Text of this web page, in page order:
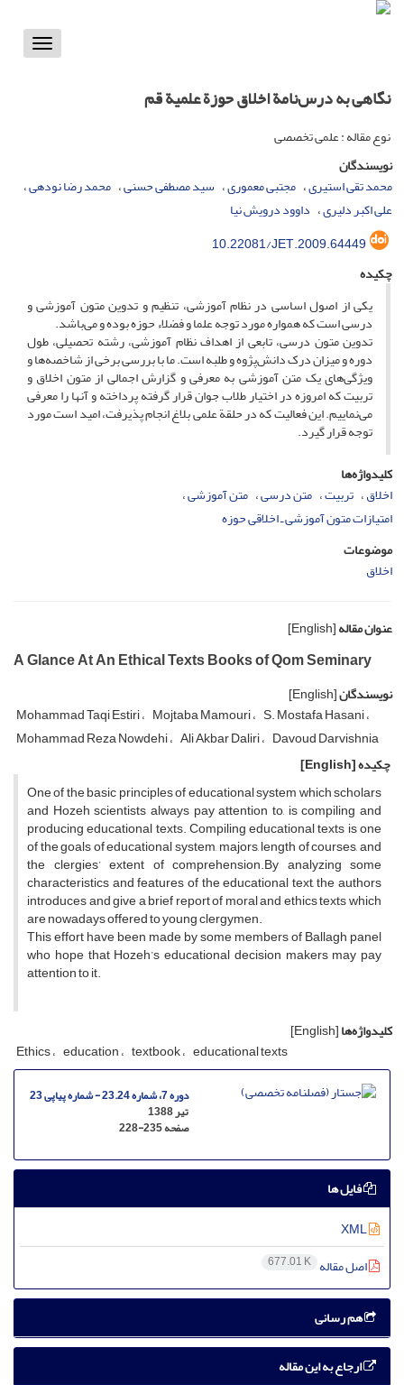
Toggle
نگاهی به درس‌نامة اخلاق ‌‌حوزة علمیة قم
نوع مقاله : علمی تخصصی
نویسندگان
محمد تقی استیری مجتبی معموری سید مصطفی حسنی محمد رضا نودهی
علی اکبر دلیری داوود درویش نیا
10.22081/JET.2009.64449
چکیده
یکی از اصول اساسی در نظام آموزشی، تنظیم و تدوین متون آموزشی و
درسی است که همواره مورد توجه علما و فضلاء حوزه بوده و می‌باشد.
تدوین متون درسی، تابعی از اهداف نظام آموزشی، رشته تحصیلی، طول
دوره و میزان درک دانش‌پژوه و طلبه است. ما با بررسی برخی از شاخصه‌ها و
ویژگی‌های یک متن آموزشی به معرفی و گزارش اجمالی از متون اخلاق و
تربیت که امروزه در اختیار طلاب جوان قرار گرفته پرداخته و آنها را معرفی
می‌نماییم. این فعالیت که در حلقة علمی بلاغ انجام پذیرفت، امید است مورد
توجه قرار گیرد.
کلیدواژه‌ها
اخلاق تربیت متن درسی متن آموزشی
امتیازات متون آموزشی ـ اخلاقی حوزه
موضوعات
اخلاق
عنوان مقاله[English]
A Glance At An Ethical Texts Books of Qom Seminary
نویسندگان[English]
Mohammad Taqi Estiri Mojtaba Mamouri S. Mostafa Hasani
Mohammad Reza Nowdehi Ali Akbar Daliri Davoud Darvishnia
چکیده[English]
One of the basic principles of educational system which scholars
and Hozeh scientists always pay attention to, is compiling and
producing educational texts. Compiling educational texts is one
of the goals of educational system, majors, length of courses, and
the clergies’ extent of comprehension.By analyzing some
characteristics and features of the educational text, the authors
introduces and give a brief report of moral and ethics texts which
are nowadays offered to young clergymen.
This effort have been made by some members of Ballagh panel
who hope that Hozeh’s educational decision makers may pay
attention to it.
کلیدواژه‌ها[English]
Ethics education textbook educational texts
دوره 7، شماره 23.24 - شماره پیاپی 23
تیر 1388
صفحه228-235
فایل ها
اصل مقاله 677.01 K
هم رسانی
ارجاع به این مقاله